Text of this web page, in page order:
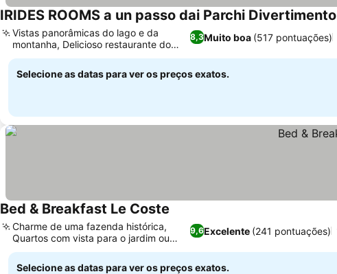
IRIDES ROOMS a un passo dai Parchi Divertimento
8,3Muito boa (517 pontuações)
Vistas panorâmicas do lago e da
montanha, Delicioso restaurante do
proprietário
Selecione as datas para ver os preços exatos.
Bed & Breakfast Le Coste
9,6Excelente (241 pontuações)
Charme de uma fazenda histórica,
Quartos com vista para o jardim ou
montanha
Selecione as datas para ver os preços exatos.